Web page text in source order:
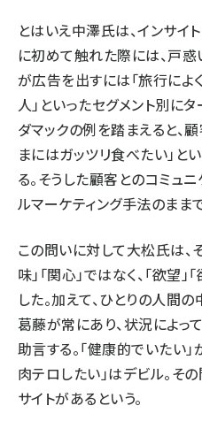
とはいえ中澤氏は、インサ
に初めて触れた際には、戸惑
が広告を出すには「旅行によ
人」といったセグメント別に
ダマックの例を踏まえると、
まにはガッツリ食べたい」
る。そうした顧客とのコミュ
ルマーケティング手法のまま
この問いに対して大松氏は、
味」「関心」ではなく、「欲望
した。加えて、ひとりの人間
葛藤が常にあり、状況によっ
助言する。「健康的でいたい
肉テロしたい」はデビル。そ
サイトがあるという。